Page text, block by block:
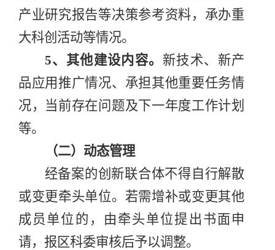
产业研究报告等决策参考资料，承办重
大科创活动等情况。
5、其他建设内容。 新技术、新产
品应用推广情况、承担其他重要任务情
况，当前存在问题及下一年度工作计划
等。
（二）动态管理
经备案的创新联合体不得自行解散
或变更牵头单位。若需增补或变更其他
成员单位的，由牵头单位提出书面申
请，报区科委审核后予以调整。